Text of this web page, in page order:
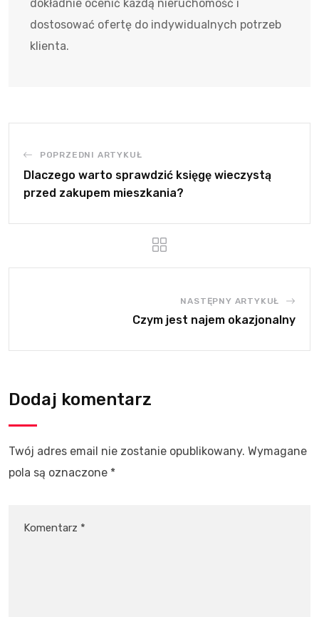
dokładnie ocenić każdą nieruchomość i
dostosować ofertę do indywidualnych potrzeb
klienta.
POPRZEDNI ARTYKUŁ
Dlaczego warto sprawdzić księgę wieczystą
przed zakupem mieszkania?
NASTĘPNY ARTYKUŁ
Czym jest najem okazjonalny
Dodaj komentarz
Twój adres email nie zostanie opublikowany. Wymagane
pola są oznaczone *